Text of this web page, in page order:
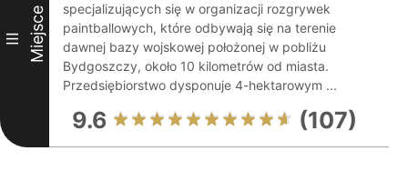
III Miejsce
specjalizujących się w organizacji rozgrywek
paintballowych, które odbywają się na terenie
dawnej bazy wojskowej położonej w pobliżu
Bydgoszczy, około 10 kilometrów od miasta.
Przedsiębiorstwo dysponuje 4-hektarowym ...
9.6 (107)